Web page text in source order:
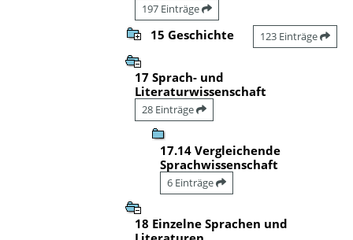
197 Einträge
15 Geschichte 123 Einträge
17 Sprach- und
Literaturwissenschaft
28 Einträge
17.14 Vergleichende
Sprachwissenschaft
6 Einträge
18 Einzelne Sprachen und